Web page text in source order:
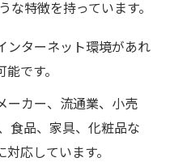
な特徴を持っています。
ンターネット環境があれ
です。
ーカー、流通業、小売
食品、家具、化粧品な
応しています。